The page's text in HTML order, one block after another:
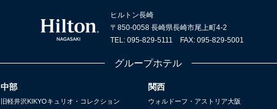
ヒルトン長崎
〒850-0058 長崎県長崎市尾上町4-2
TEL: 095-829-5111 FAX: 095-829-5001
グループホテル
中部
旧軽井沢KIKYOキュリオ・コレクション
関西
ウォルドーフ・アストリア大阪